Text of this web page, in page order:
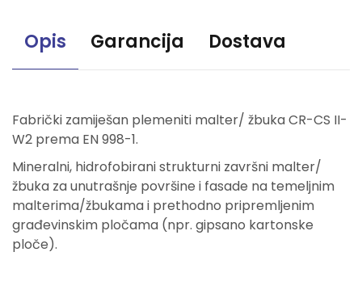
Opis Garancija Dostava
Fabrički zamiješan plemeniti malter/ žbuka CR-CS II-
W2 prema EN 998-1.
Mineralni, hidrofobirani strukturni završni malter/
žbuka za unutrašnje površine i fasade na temeljnim
malterima/žbukama i prethodno pripremljenim
građevinskim pločama (npr. gipsano kartonske
ploče).